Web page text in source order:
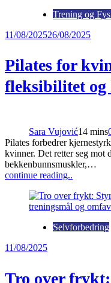
Trening og
11/08/202526/08/2025
Pilates for
fleksibilitet og
Sara Vujović14 mins
Pilates forbedrer
kvinner. Det retter seg mot
bekkenbunnsmuskler,…
continue reading..
Selvforbedring
11/08/2025
Tro over